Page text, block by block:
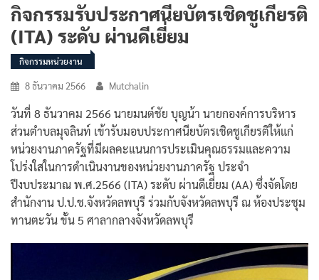
กิจกรรมรับประกาศนียบัตรเชิดชูเกียรติ
(ITA) ระดับ ผ่านดีเยี่ยม
กิจกรรมหน่วยงาน
8 ธันวาคม 2566 Mutchalin
วันที่ 8 ธันวาคม 2566 นายมนต์ชัย บุญน้า นายกองค์การบริหาร
ส่วนตำบลมุจลินท์ เข้ารับมอบประกาศนียบัตรเชิดชูเกียรติให้แก่
หน่วยงานภาครัฐที่มีผลคะแนนการประเมินคุณธรรมและความ
โปร่งใสในการดำเนินงานของหน่วยงานภาครัฐ ประจำ
ปีงบประมาณ พ.ศ.2566 (ITA) ระดับ ผ่านดีเยี่ยม (AA) ซึ่งจัดโดย
สำนักงาน ป.ป.ช.จังหวัดลพบุรี ร่วมกับจังหวัดลพบุรี ณ ห้องประชุม
ทานตะวัน ขั้น 5 ศาลากลางจังหวัดลพบุรี